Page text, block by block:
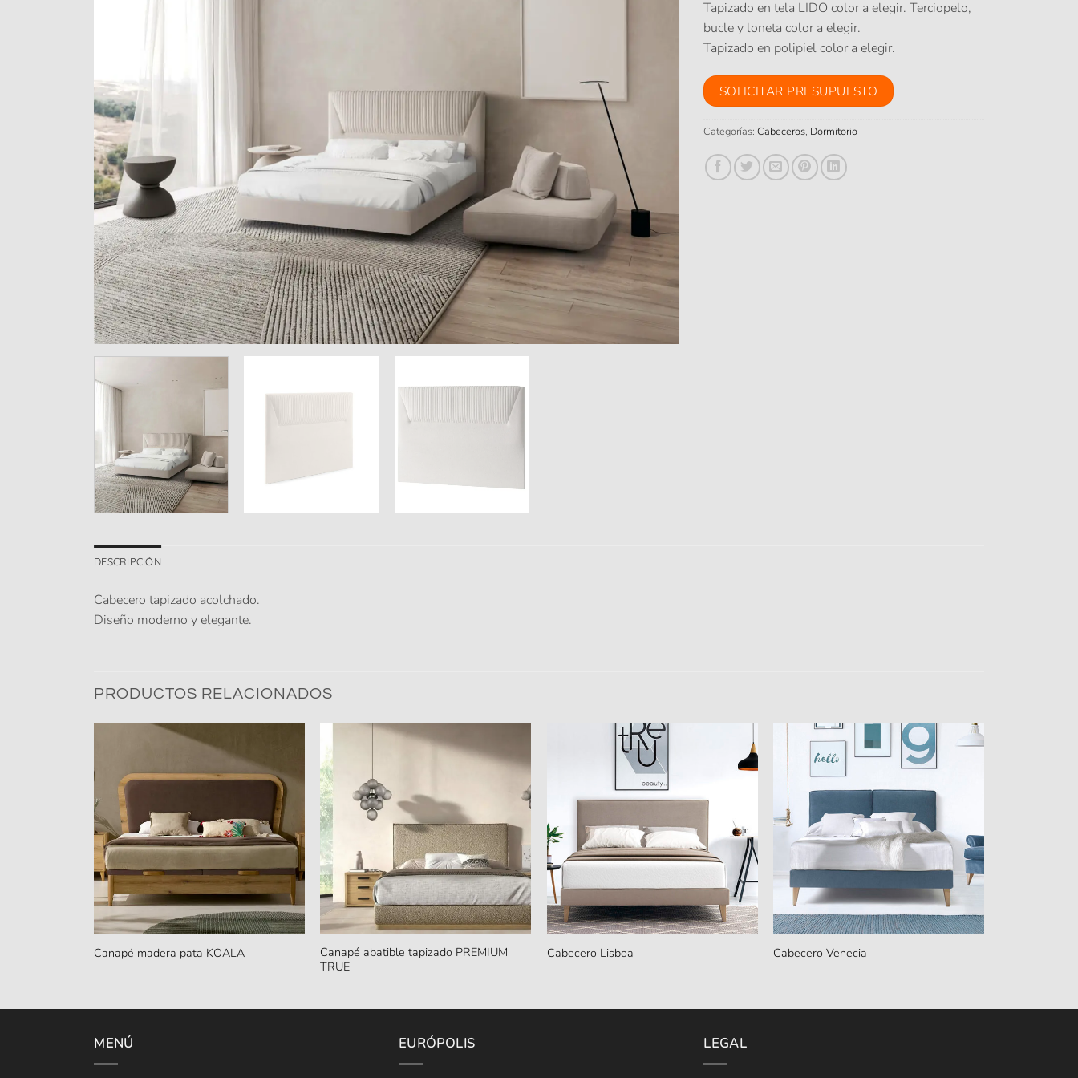
Tapizado en tela LIDO color a elegir. Terciopelo,
bucle y loneta color a elegir.
Tapizado en polipiel color a elegir.
SOLICITAR PRESUPUESTO
Categorías: Cabeceros, Dormitorio
DESCRIPCIÓN
Cabecero tapizado acolchado.
Diseño moderno y elegante.
PRODUCTOS RELACIONADOS
Canapé madera pata KOALA
Canapé abatible tapizado PREMIUM
TRUE
Cabecero Lisboa Cabecero Venecia
MENÚ EURÓPOLIS LEGAL